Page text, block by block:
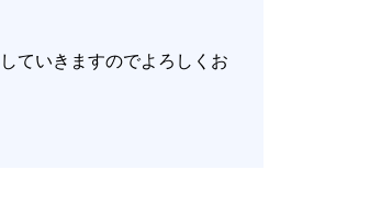
ていきますのでよろしくお